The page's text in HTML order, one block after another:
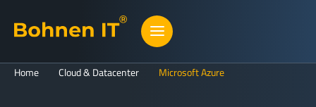
Home Cloud & Datacenter Microsoft Azure